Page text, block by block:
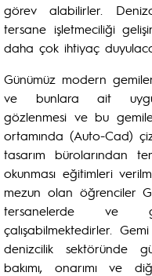
görev alabilirler.
tersane işletmeciliği
daha çok ihtiyaç
Günümüz modern
ve bunlara ait
gözlenmesi ve bu
ortamında (Auto-Cad)
tasarım bürolarından
okunması eğitimleri
mezun olan öğrenciler
tersanelerde ve
çalışabilmektedirler.
denizcilik sektöründe
bakımı, onarımı ve